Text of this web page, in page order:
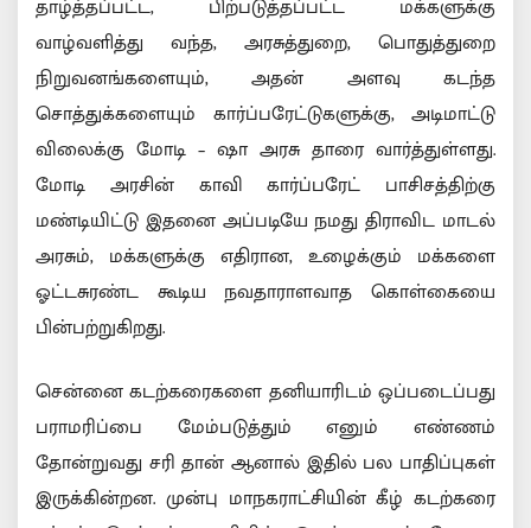
தாழ்த்தப்பட்ட, பிற்படுத்தப்பட்ட மக்களுக்கு
வாழ்வளித்து வந்த, அரசுத்துறை, பொதுத்துறை
நிறுவனங்களையும், அதன் அளவு கடந்த
சொத்துக்களையும் கார்ப்பரேட்டுகளுக்கு, அடிமாட்டு
விலைக்கு மோடி – ஷா அரசு தாரை வார்த்துள்ளது.
மோடி அரசின் காவி கார்ப்பரேட் பாசிசத்திற்கு
மண்டியிட்டு இதனை அப்படியே நமது திராவிட மாடல்
அரசும், மக்களுக்கு எதிரான, உழைக்கும் மக்களை
ஓட்டசுரண்ட கூடிய நவதாராளவாத கொள்கையை
பின்பற்றுகிறது.
சென்னை கடற்கரைகளை தனியாரிடம் ஒப்படைப்பது
பராமரிப்பை மேம்படுத்தும் எனும் எண்ணம்
தோன்றுவது சரி தான் ஆனால் இதில் பல பாதிப்புகள்
இருக்கின்றன. முன்பு மாநகராட்சியின் கீழ் கடற்கரை